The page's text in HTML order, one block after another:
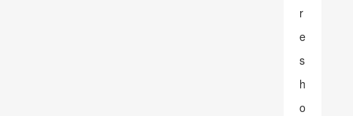
r
e
s
h
o